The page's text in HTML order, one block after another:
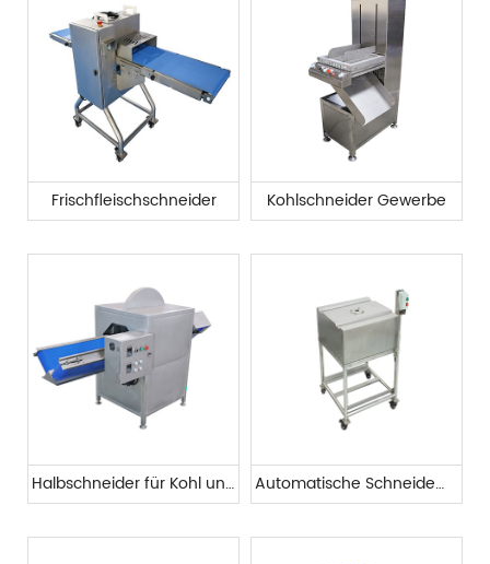
Frischfleischschneider Kohlschneider Gewerbe
Halbschneider für Kohl und Wintermelone Automatische Schneidemaschine für Obst und Gemüse